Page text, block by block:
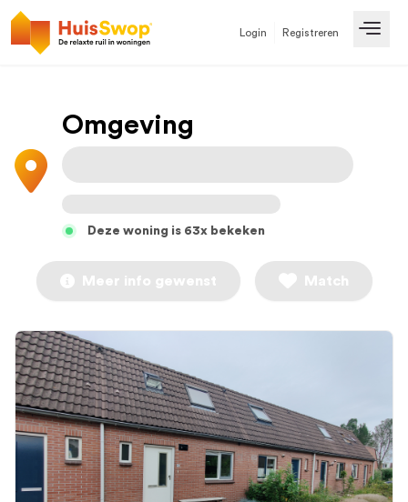
Login Registreren
Omgeving
Deze woning is 63x bekeken
Meer info gewenst Match